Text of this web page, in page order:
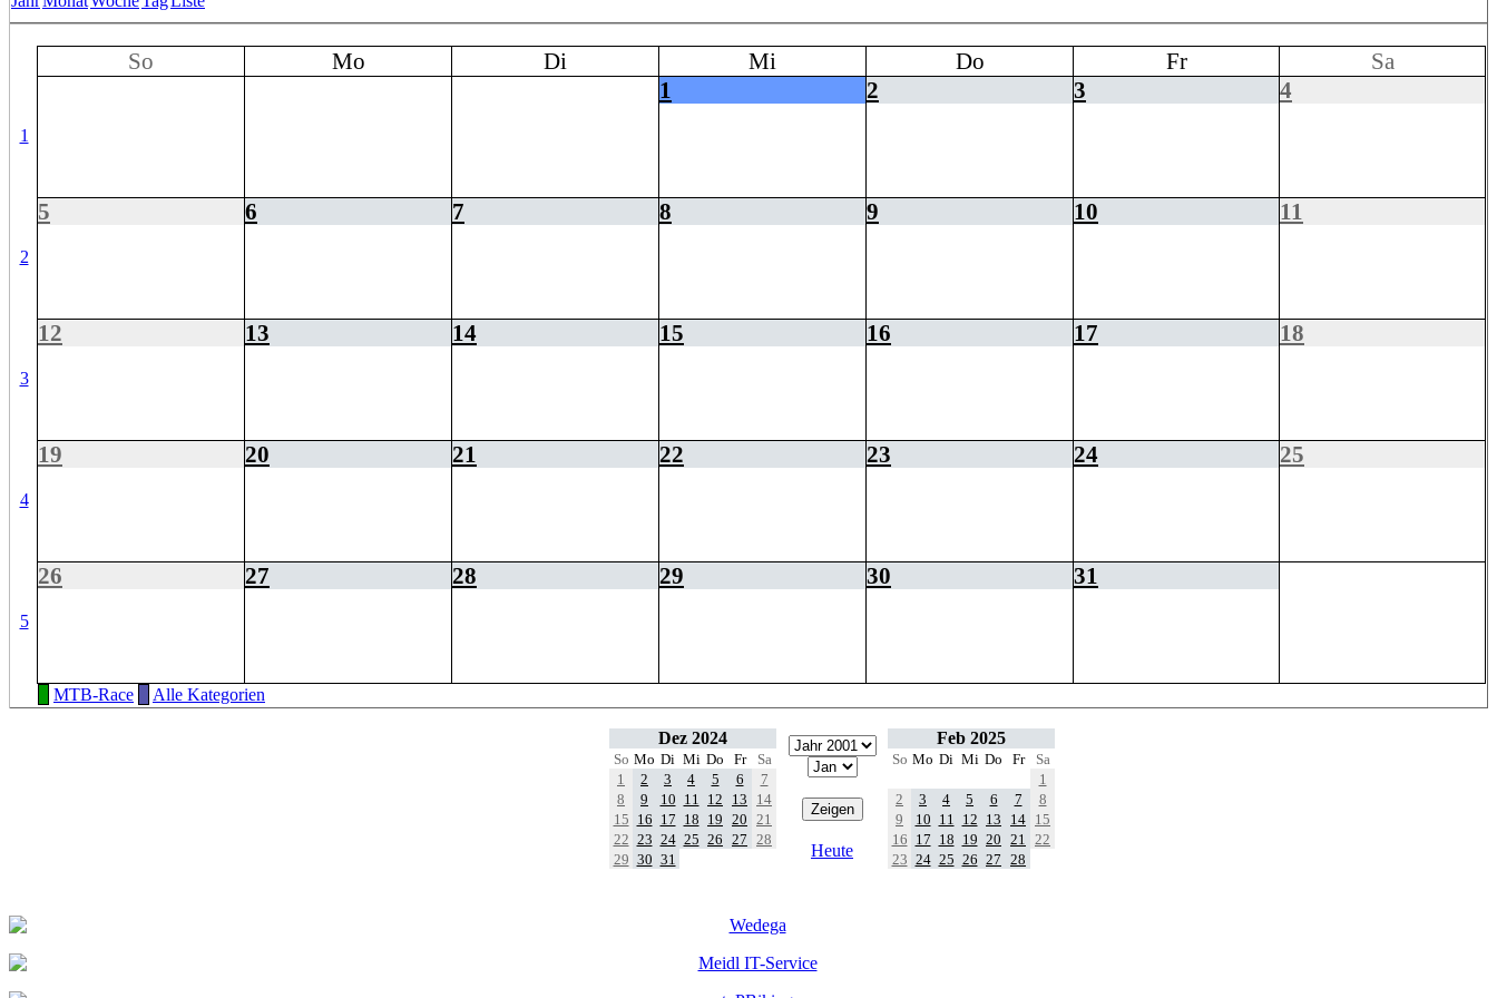
So Mo Di Mi Do Fr Sa
1
1 2 3 4
2
5 6 7 8 9 10 11
3
12 13 14 15 16 17 18
4
19 20 21 22 23 24 25
5
26 27 28 29 30 31
MTB-Race Alle Kategorien
Dez 2024
So Mo Di Mi Do Fr
Sa
1
2 3 4 5 6
7
8
9 10 11 12 13
14
15 16 17 18 19 20
21
22 23 24 25 26 27
28
29 30 31 Heute
Feb 2025
So Mo Di Mi Do Fr
Sa
1
2
3 4 5 6 7
8
9
10 11 12 13 14 15
16 17 18 19 20 21
22
23 24 25 26 27 28